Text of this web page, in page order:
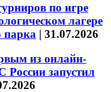
по игре
лагере
парка | 31.07.2026
из онлайн-
России запустил